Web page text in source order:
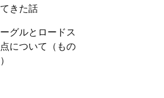
きた話
グルとロードス
について（もの